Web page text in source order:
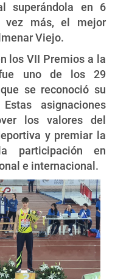
superándola en 6
vez más, el mejor
Viejo.
los VII Premios a la
fue uno de los 29
se reconoció su
asignaciones
los valores del
y premiar la
participación en
e internacional.